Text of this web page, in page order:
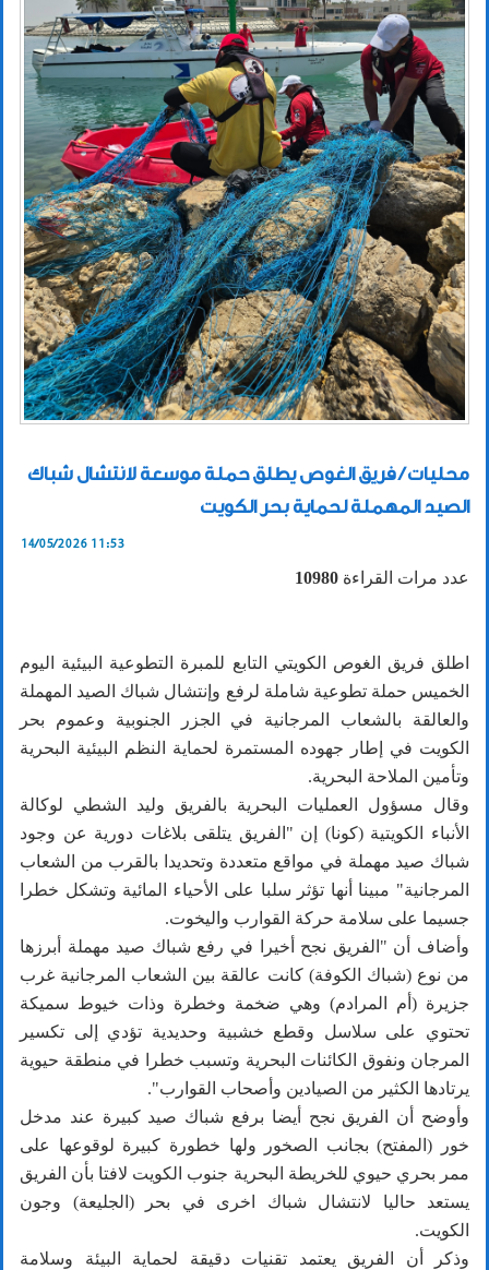
محليات / فريق الغوص يطلق حملة موسعة لانتشال شباك
الصيد المهملة لحماية بحر الكويت
14/05/2026 11:53
عدد مرات القراءة 10980
اطلق فريق الغوص الكويتي التابع للمبرة التطوعية البيئية اليوم
الخميس حملة تطوعية شاملة لرفع وإنتشال شباك الصيد المهملة
والعالقة بالشعاب المرجانية في الجزر الجنوبية وعموم بحر
الكويت في إطار جهوده المستمرة لحماية النظم البيئية البحرية
وتأمين الملاحة البحرية.
وقال مسؤول العمليات البحرية بالفريق وليد الشطي لوكالة
الأنباء الكويتية (كونا) إن "الفريق يتلقى بلاغات دورية عن وجود
شباك صيد مهملة في مواقع متعددة وتحديدا بالقرب من الشعاب
المرجانية" مبينا أنها تؤثر سلبا على الأحياء المائية وتشكل خطرا
جسيما على سلامة حركة القوارب واليخوت.
وأضاف أن "الفريق نجح أخيرا في رفع شباك صيد مهملة أبرزها
من نوع (شباك الكوفة) كانت عالقة بين الشعاب المرجانية غرب
جزيرة (أم المرادم) وهي ضخمة وخطرة وذات خيوط سميكة
تحتوي على سلاسل وقطع خشبية وحديدية تؤدي إلى تكسير
المرجان ونفوق الكائنات البحرية وتسبب خطرا في منطقة حيوية
يرتادها الكثير من الصيادين وأصحاب القوارب".
وأوضح أن الفريق نجح أيضا برفع شباك صيد كبيرة عند مدخل
خور (المفتح) بجانب الصخور ولها خطورة كبيرة لوقوعها على
ممر بحري حيوي للخريطة البحرية جنوب الكويت لافتا بأن الفريق
يستعد حاليا لانتشال شباك اخرى في بحر (الجليعة) وجون
الكويت.
وذكر أن الفريق يعتمد تقنيات دقيقة لحماية البيئة وسلامة